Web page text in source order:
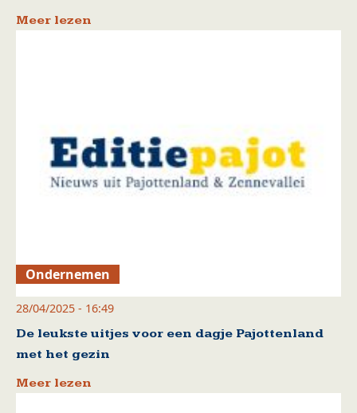
Meer lezen
Ondernemen
28/04/2025 - 16:49
De leukste uitjes voor een dagje Pajottenland
met het gezin
Meer lezen